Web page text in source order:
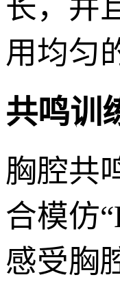
长，并
用均匀
共鸣训
胸腔共
合模仿
感受胸